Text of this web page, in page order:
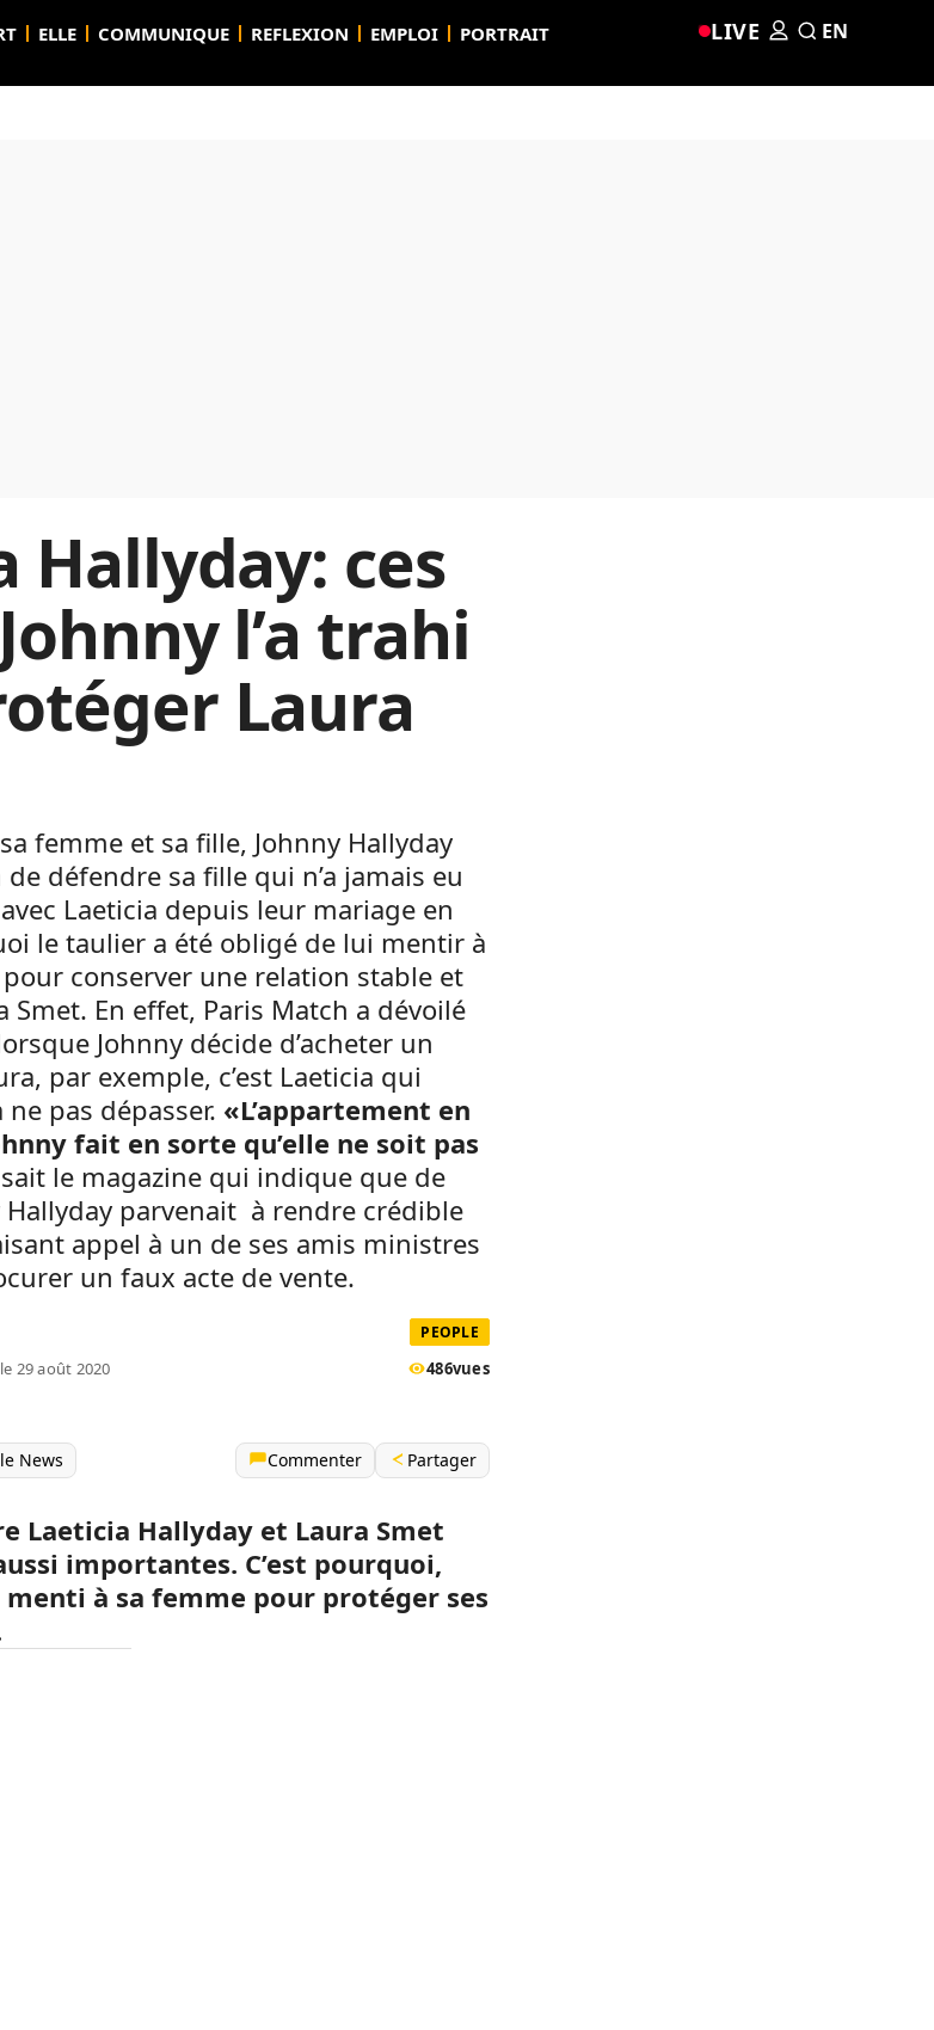
ELLE COMMUNIQUE REFLEXION EMPLOI PORTRAIT LIVE EN
Hallyday: ces
l’a trahi
Laura
femme et sa fille, Johnny Hallyday
défendre sa fille qui n’a jamais eu
Laeticia depuis leur mariage en
le taulier a été obligé de lui mentir à
conserver une relation stable et
Smet. En effet, Paris Match a dévoilé
orsque Johnny décide d’acheter un
par exemple, c’est Laeticia qui
pas dépasser. «L’appartement en
fait en sorte qu’elle ne soit pas
le magazine qui indique que de
Hallyday parvenait à rendre crédible
appel à un de ses amis ministres
un faux acte de vente.
PEOPLE
29 août 2020 486vues
News Commenter Partager
Laeticia Hallyday et Laura Smet
importantes. C’est pourquoi,
menti à sa femme pour protéger ses